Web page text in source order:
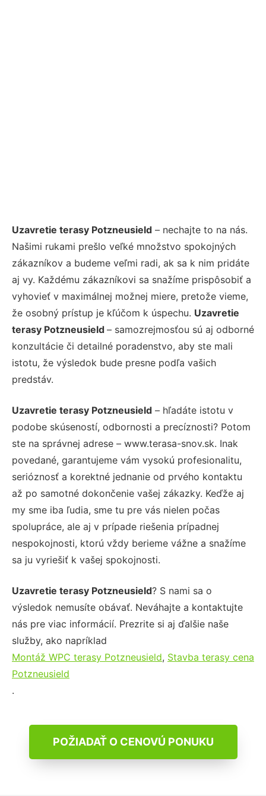
Uzavretie terasy Potzneusield – nechajte to na nás.
Našimi rukami prešlo veľké množstvo spokojných
zákazníkov a budeme veľmi radi, ak sa k nim pridáte
aj vy. Každému zákazníkovi sa snažíme prispôsobiť a
vyhovieť v maximálnej možnej miere, pretože vieme,
že osobný prístup je kľúčom k úspechu. Uzavretie
terasy Potzneusield – samozrejmosťou sú aj odborné
konzultácie či detailné poradenstvo, aby ste mali
istotu, že výsledok bude presne podľa vašich
predstáv.
Uzavretie terasy Potzneusield – hľadáte istotu v
podobe skúseností, odbornosti a precíznosti? Potom
ste na správnej adrese – www.terasa-snov.sk. Inak
povedané, garantujeme vám vysokú profesionalitu,
serióznosť a korektné jednanie od prvého kontaktu
až po samotné dokončenie vašej zákazky. Keďže aj
my sme iba ľudia, sme tu pre vás nielen počas
spolupráce, ale aj v prípade riešenia prípadnej
nespokojnosti, ktorú vždy berieme vážne a snažíme
sa ju vyriešiť k vašej spokojnosti.
Uzavretie terasy Potzneusield? S nami sa o
výsledok nemusíte obávať. Neváhajte a kontaktujte
nás pre viac informácií. Prezrite si aj ďalšie naše
služby, ako napríklad
Montáž WPC terasy Potzneusield, Stavba terasy cena
Potzneusield
.
POŽIADAŤ O CENOVÚ PONUKU